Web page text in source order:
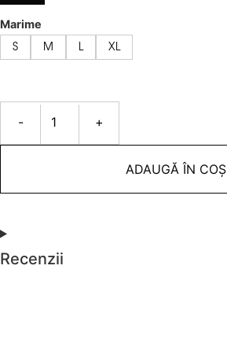
Marime
S M XL
- +
ADAUGĂ ÎN COȘ
Recenzii